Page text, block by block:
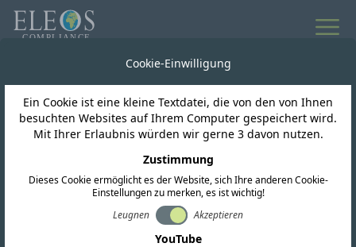
Nigeria
Cookie-Einwilligung
Ein Cookie ist eine kleine Textdatei, die von den von Ihnen
besuchten Websites auf Ihrem Computer gespeichert wird.
Mit Ihrer Erlaubnis würden wir gerne 3 davon nutzen.
Zustimmung
Dieses Cookie ermöglicht es der Website, sich Ihre anderen Cookie-
Einstellungen zu merken, es ist wichtig!
Leugnen
Akzeptieren
YouTube